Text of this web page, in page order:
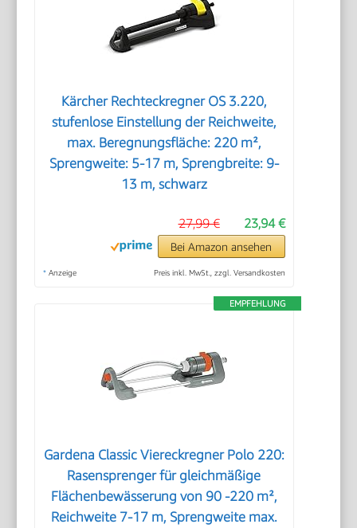
Kärcher Rechteckregner OS 3.220,
stufenlose Einstellung der Reichweite,
max. Beregnungsfläche: 220 m²,
Sprengweite: 5-17 m, Sprengbreite: 9-
13 m, schwarz
23,94 €
27,99 €
Bei Amazon ansehen
* Anzeige Preis inkl. MwSt., zzgl. Versandkosten
EMPFEHLUNG
Gardena Classic Viereckregner Polo 220:
Rasensprenger für gleichmäßige
Flächenbewässerung von 90 -220 m²,
Reichweite 7-17 m, Sprengweite max.